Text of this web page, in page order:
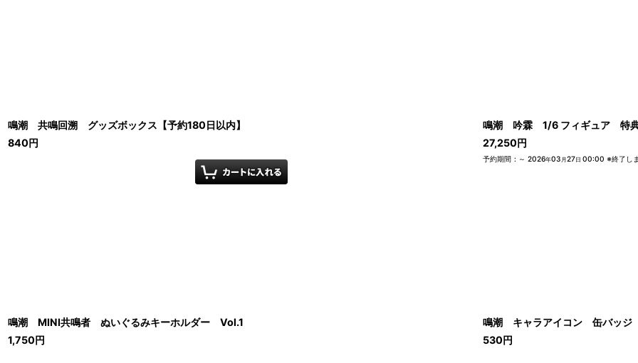
鳴潮 共鳴回溯 グッズボックス【予約180日以内】
840円
鳴潮 吟霖 1/6 フィギュア 特典
27,250円
予約期間 : ～ 2026年03 月27日 00:00 ※終了し
鳴潮 MINI共鳴者 ぬいぐるみキーホルダー Vol.1
1,750円
鳴潮 キャラアイコン 缶バッジ
530円